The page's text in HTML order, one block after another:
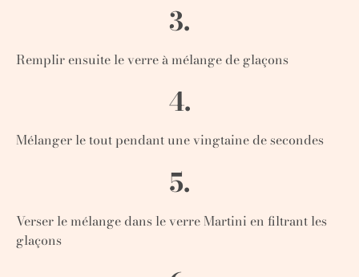
3.
Remplir ensuite le verre à mélange de glaçons
4.
Mélanger le tout pendant une vingtaine de secondes
5.
Verser le mélange dans le verre Martini en filtrant les
glaçons